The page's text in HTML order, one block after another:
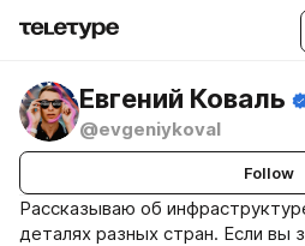
Евгений Коваль
@evgeniykoval
Follow
Рассказываю об
деталях разных стран. Если вы